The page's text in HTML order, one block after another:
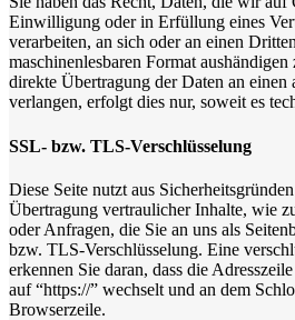
Einwilligung oder in Erfüllung eines
verarbeiten, an sich oder an einen
maschinenlesbaren Format
direkte Übertragung der Daten an einen
verlangen, erfolgt dies nur, soweit es
SSL- bzw. TLS-Verschlüsselung
Diese Seite nutzt aus
Übertragung vertraulicher Inhalte, wie
oder Anfragen, die Sie an uns als
bzw. TLS-Verschlüsselung. Eine
erkennen Sie daran, dass die
auf “https://” wechselt und an dem
Browserzeile.